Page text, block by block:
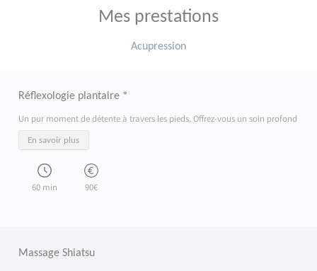
Mes prestations
Acupression
Réflexologie plantaire *
Un pur moment de détente à travers les pieds. Offrez-vous un soin profond
En savoir plus
60 min 90€
Massage Shiatsu